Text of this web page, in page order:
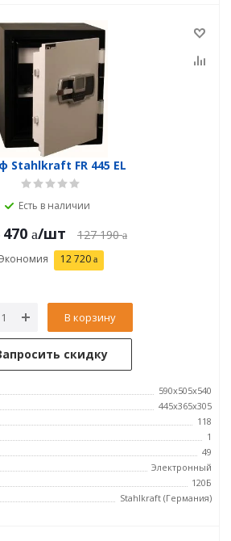
Stahlkraft FR 445 EL
Есть в наличии
/шт 127 190
12 720
В корзину
скидку
590x505x540
445x365x305
118
1
49
Электронный
120Б
Stahlkraft (Германия)